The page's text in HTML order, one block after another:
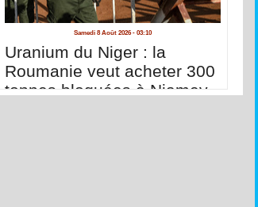
Samedi 8 Août 2026 - 03:10
Uranium du Niger : la
Roumanie veut acheter 300
tonnes bloquées à Niamey